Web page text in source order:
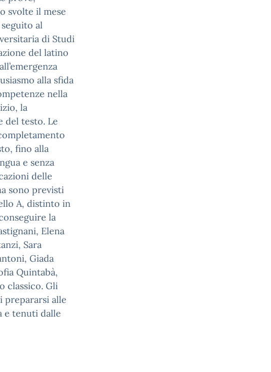
svolte il mese
al
di Studi
del latino
alla sfida
nella
la
del testo. Le
fino alla
e senza
delle
sono previsti
A, distinto in
la
Elena
Sara
Giada
Quintabà,
classico. Gli
prepararsi alle
e tenuti dalle